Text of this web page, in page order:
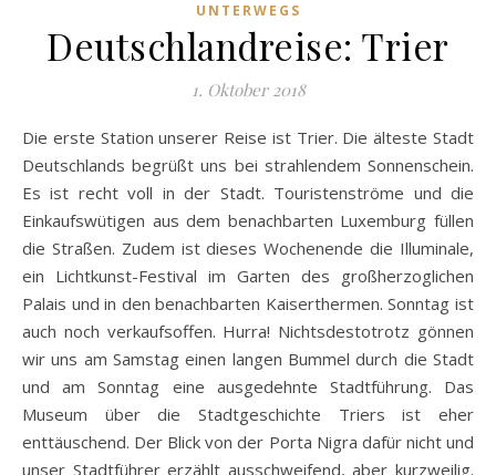
UNTERWEGS
Deutschlandreise: Trier
1. Oktober 2018
Die erste Station unserer Reise ist Trier. Die älteste Stadt
Deutschlands begrüßt uns bei strahlendem Sonnenschein.
Es ist recht voll in der Stadt. Touristenströme und die
Einkaufswütigen aus dem benachbarten Luxemburg füllen
die Straßen. Zudem ist dieses Wochenende die Illuminale,
ein Lichtkunst-Festival im Garten des großherzoglichen
Palais und in den benachbarten Kaiserthermen. Sonntag ist
auch noch verkaufsoffen. Hurra! Nichtsdestotrotz gönnen
wir uns am Samstag einen langen Bummel durch die Stadt
und am Sonntag eine ausgedehnte Stadtführung. Das
Museum über die Stadtgeschichte Triers ist eher
enttäuschend. Der Blick von der Porta Nigra dafür nicht und
unser Stadtführer erzählt ausschweifend, aber kurzweilig.